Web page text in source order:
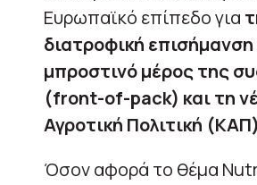
Ευρωπαϊκό επίπεδο για
διατροφική
μπροστινό μέρος της
(front-of-pack) και τη
Αγροτική Πολιτική (ΚΑΠ)
Όσον αφορά το θέμα